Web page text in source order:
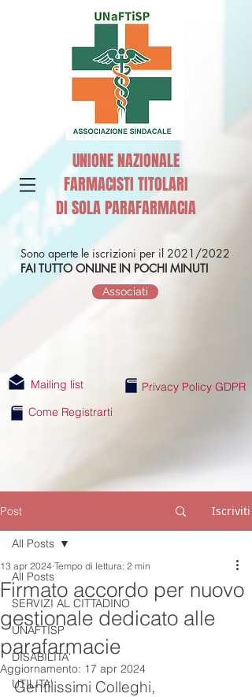
UNIONE NAZIONALE
FARMACISTI TITOLARI
DI SOLA PARAFARMACIA
Sono aperte le iscrizioni per il 2021/2022
FAI TUTTO ONLINE IN POCHI MINUTI
Associati
Privacy Policy GDPR
Mailing list
Come Registrarti
Post Iscriviti
All Posts
SERVIZI AL CITTADINO
UNAFTISP
DISABILITA'
UTILITA'
All Posts
Firmato accordo per nuovo
gestionale dedicato alle
parafarmacie
13 apr 2024 Tempo di lettura: 2 min
Aggiornamento: 17 apr 2024
Gentilissimi Colleghi,